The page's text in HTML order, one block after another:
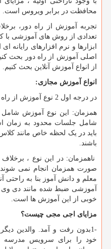
محافظت در برابر ویروس است.
تجربه آموزش از راه دور،
تعدادی از روش های آموزشی با
ابزارها و نرم افزارهای رایانه
اصلی آموزش از راه دور بحث
از انواع آموزش آنلاین بحث کنیم.
انواع آموزش مجازی:
در درجه اول 2 نوع آموزش از راه دور وجود دارد:
همزمان: این نوع آموزش شامل
شامل جلسات محدود به زمان
باید در یک لحظه خاص مانند کلاس
باشند.
ناهمزمان: در این نوع ،
صورت همزمان انجام نمی
معلم و دانش آموز بنا به راحتی
آموزشی ضبط شده مانند دی
خوبی از این آموزش ها است.
مزایای اجی مجی چیست؟
1-بدون رفت و آمد. والدین
خود را برای سرویس مدرسه